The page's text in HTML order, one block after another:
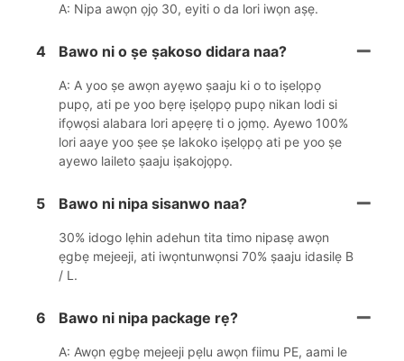
A: Nipa awọn ọjọ 30, eyiti o da lori iwọn aṣẹ.
4 Bawo ni o ṣe ṣakoso didara naa?
A: A yoo ṣe awọn ayẹwo ṣaaju ki o to iṣelọpọ
pupọ, ati pe yoo bẹrẹ iṣelọpọ pupọ nikan lodi si
ifọwọsi alabara lori apẹẹrẹ ti o jọmọ. Ayewo 100%
lori aaye yoo ṣee ṣe lakoko iṣelọpọ ati pe yoo ṣe
ayewo laileto ṣaaju iṣakojọpọ.
5 Bawo ni nipa sisanwo naa?
30% idogo lẹhin adehun tita timo nipasẹ awọn
ẹgbẹ mejeeji, ati iwọntunwọnsi 70% ṣaaju idasilẹ B
/ L.
6 Bawo ni nipa package rẹ?
A: Awọn ẹgbẹ mejeeji pẹlu awọn fiimu PE, aami le